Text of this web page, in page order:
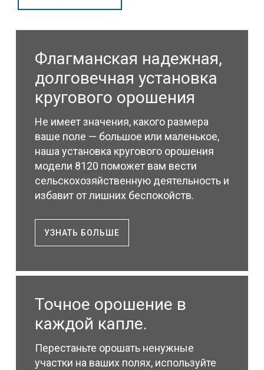
Флагманская надежная,
долговечная установка
кругового орошения
Не имеет значения, какого размера
ваше поле — большое или маленькое,
наша установка кругового орошения
модели 8120 поможет вам вести
сельскохозяйственную деятельность и
избавит от лишних беспокойств.
УЗНАТЬ БОЛЬШЕ
Точное орошение в
каждой капле.
Перестаньте орошать ненужные
участки на ваших полях, используйте